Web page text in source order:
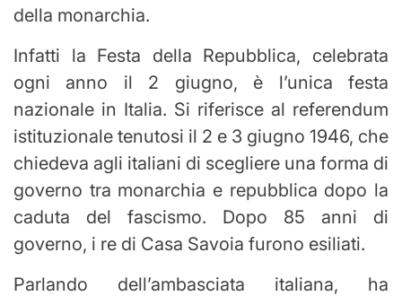
della monarchia.
Infatti la Festa della Repubblica, celebrata
ogni anno il 2 giugno, è l’unica festa
nazionale in Italia. Si riferisce al referendum
istituzionale tenutosi il 2 e 3 giugno 1946, che
chiedeva agli italiani di scegliere una forma di
governo tra monarchia e repubblica dopo la
caduta del fascismo. Dopo 85 anni di
governo, i re di Casa Savoia furono esiliati.
Parlando dell’ambasciata italiana, ha